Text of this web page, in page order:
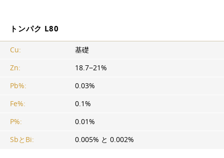
トンパク L80
Cu:
基礎
Zn:
18.7−21%
Pb%:
0.03%
Fe%:
0.1%
P%:
0.01%
SbとBi:
0.005% と 0.002%